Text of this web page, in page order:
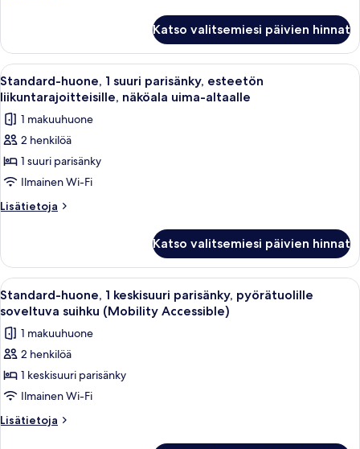
näköala
pihalle
kuvat
1
suuri
parisänky,
esteetön
liikuntarajoitteisille,
näköala
pihalle
Katso valitsemiesi päivien hinnat
Avaa
kaikki
huonetyypin
Standard-
huone,
1
suuri
parisänky,
näköala
uima-
altaalle
kuvat
Hotellihuone, jossa on sänky,
7
Standard-huone, 1 suuri parisänky, esteetön
liikuntarajoitteisille, näköala uima-altaalle
1 makuuhuone
2 henkilöä
1 suuri parisänky
Ilmainen Wi-Fi
Lisätietoja
Lisätietoja
1
suuri
parisänky,
esteetön
liikuntarajoitteisille,
näköala
uima-
Katso valitsemiesi päivien hinnat
Avaa
kaikki
huonetyypin
Standard-
huone,
1
keskisuuri
parisänky,
Hotellihuone, jossa on sänky,
6
Standard-huone, 1 keskisuuri parisänky, pyörätuolille
soveltuva suihku (Mobility Accessible)
1 makuuhuone
2 henkilöä
1 keskisuuri parisänky
Ilmainen Wi-Fi
Lisätietoja
Lisätietoja